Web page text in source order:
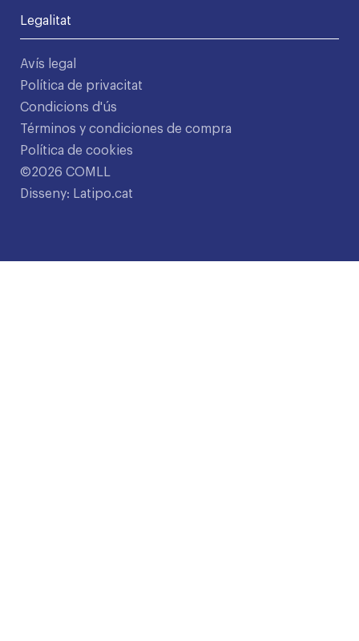
Legalitat
Avís legal
Política de privacitat
Condicions d'ús
Términos y condiciones de compra
Política de cookies
©2026 COMLL
Disseny: Latipo.cat